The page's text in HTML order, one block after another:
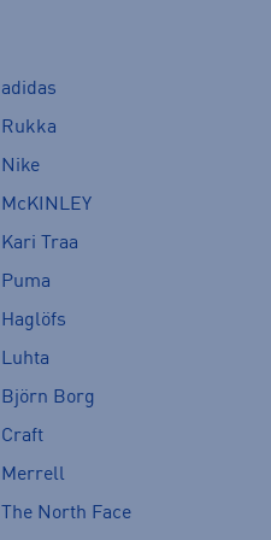
adidas
Rukka
Nike
McKINLEY
Kari Traa
Puma
Haglöfs
Luhta
Björn Borg
Craft
Merrell
The North Face